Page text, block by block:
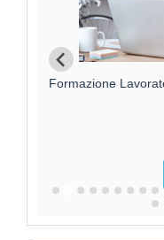
Formazione